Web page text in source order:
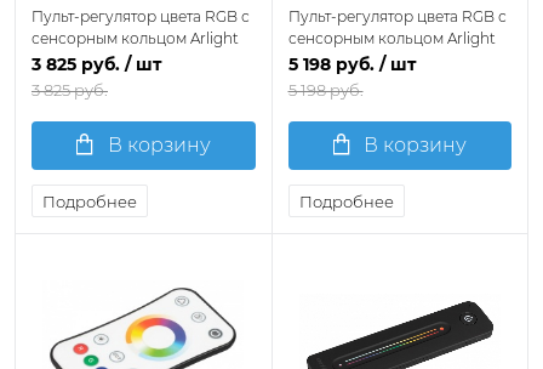
Пульт-регулятор цвета RGB с
сенсорным кольцом Arlight
SMART 037674
3 825 руб. / шт
3 825 руб.
В корзину
Подробнее
Пульт-регулятор цвета RGB с
сенсорным кольцом Arlight
SMART 037336
5 198 руб. / шт
5 198 руб.
В корзину
Подробнее